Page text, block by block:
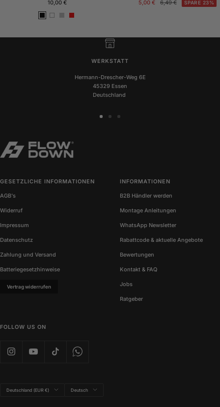
Angebotspreis
10,00 €
S
W
S
R
Angebotspreis
5,00 €
Regulärer
6,49 € SPARE 23%
WERKSTATT
Hermann-Drescher-Weg 6E
45329 Essen
Deutschland
GESETZLICHE INFORMATIONEN
AGB's
Widerruf
Impressum
Datenschutz
Zahlung und Versand
Batteriegesetzhinweise
Vertrag widerrufen
INFORMATIONEN
B2B Händler werden
Montage Anleitungen
WhatsApp Newsletter
Rabattcode & aktuelle Angebote
Bewertungen
Kontakt & FAQ
Jobs
Ratgeber
FOLLOW US ON
Land/Region Deutschland (EUR €) Sprache
Deutsch